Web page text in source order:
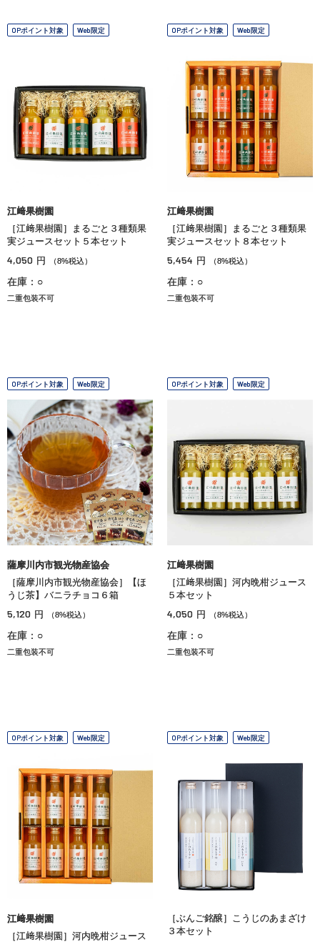
OPポイント対象 Web限定
江﨑果樹園
［江﨑果樹園］まるごと３種類果
実ジュースセット５本セット
4,050 円 （8%税込）
在庫：○
二重包装不可
OPポイント対象 Web限定
江﨑果樹園
［江﨑果樹園］まるごと３種類果
実ジュースセット８本セット
5,454 円 （8%税込）
在庫：○
二重包装不可
OPポイント対象 Web限定
薩摩川内市観光物産協会
［薩摩川内市観光物産協会］【ほ
うじ茶】バニラチョコ６箱
5,120 円 （8%税込）
在庫：○
二重包装不可
OPポイント対象 Web限定
江﨑果樹園
［江﨑果樹園］河内晩柑ジュース
５本セット
4,050 円 （8%税込）
在庫：○
二重包装不可
OPポイント対象 Web限定
江﨑果樹園
［江﨑果樹園］河内晩柑ジュース
OPポイント対象 Web限定
［ぶんご銘醸］こうじのあまざけ
３本セット